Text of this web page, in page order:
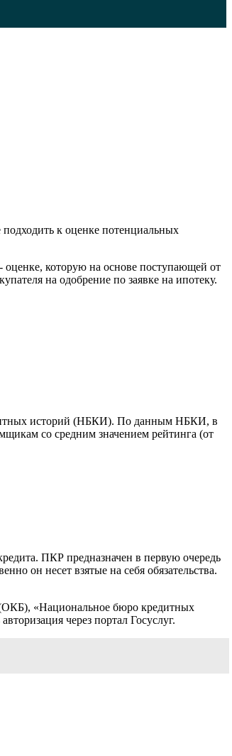
к оценке потенциальных
которую на основе поступающей от
на одобрение по заявке на ипотеку.
историй (НБКИ). По данным НБКИ, в
со средним значением рейтинга (от
ПКР предназначен в первую очередь
он несет взятые на себя обязательства.
«Национальное бюро кредитных
через портал Госуслуг.